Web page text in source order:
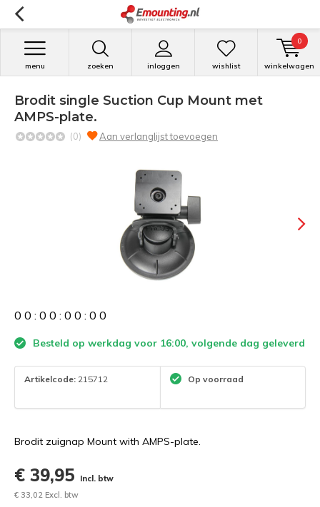
zoeken inloggen
menu wishlist winkelwagen
0
Brodit single Suction Cup Mount met
AMPS-plate.
(0) Aan verlanglijst toevoegen
0 0 : 0 0 : 0 0 : 0 0
Besteld op werkdag voor 16:00, volgende dag geleverd
Artikelcode: 215712 Op voorraad
Brodit zuignap Mount with AMPS-plate.
€ 39,95
Incl. btw
€ 33,02 Excl. btw